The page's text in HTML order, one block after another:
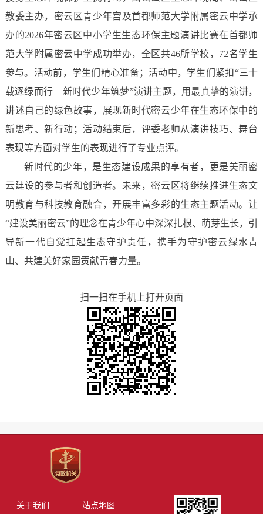
教委主办，密云区青少年宫及首都师范大学附属密云中学承
办的2026年密云区中小学生生态环保主题演讲比赛在首都师
范大学附属密云中学成功举办，全区共46所学校，72名学生
参与。活动前，学生们精心准备；活动中，学生们紧扣“三十
载逐绿而行 新时代少年筑梦”演讲主题，用最真挚的演讲，
讲述自己的绿色故事，展现新时代密云少年在生态环保中的
新思考、新行动；活动结束后，评委老师从演讲技巧、舞台
表现等方面对学生的表现进行了专业点评。
新时代的少年，是生态建设成果的享有者，更是美丽密
云建设的参与者和创造者。未来，密云区将继续推进生态文
明教育与科技教育融合，开展丰富多彩的生态主题活动。让
“建设美丽密云”的理念在青少年心中深深扎根、萌芽生长，引
导新一代自觉扛起生态守护责任，携手为守护密云绿水青
山、共建美好家园贡献青春力量。
扫一扫在手机上打开页面
关于我们 站点地图